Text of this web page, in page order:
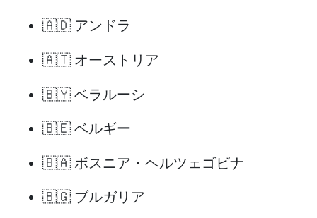
🇦🇩 アンドラ
🇦🇹 オーストリア
🇧🇾 ベラルーシ
🇧🇪 ベルギー
🇧🇦 ボスニア・ヘルツェゴビナ
🇧🇬 ブルガリア